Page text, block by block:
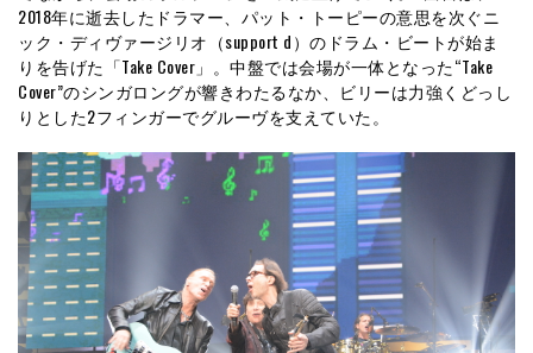
2018年に逝去したドラマー、パット・トーピーの意思を次ぐニ
ック・ディヴァージリオ（support d）のドラム・ビートが始ま
りを告げた「Take Cover」。中盤では会場が一体となった“Take
Cover”のシンガロングが響きわたるなか、ビリーは力強くどっし
りとした2フィンガーでグルーヴを支えていた。